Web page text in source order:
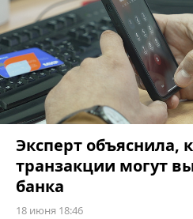
Эксперт объяснила,
транзакции могут
банка
18 июня 18:46